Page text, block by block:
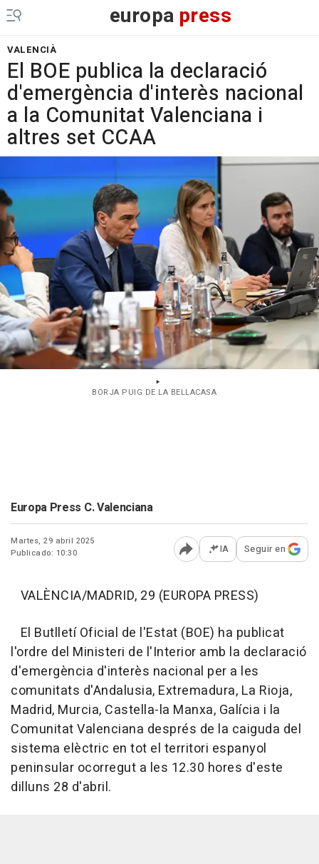
europa press
VALENCIÀ
El BOE publica la declaració
d'emergència d'interès nacional
a la Comunitat Valenciana i
altres set CCAA
BORJA PUIG DE LA BELLACASA
Europa Press C. Valenciana
Martes, 29 abril 2025
Publicado: 10:30
Abrir opciones para
IA Seguir en
VALÈNCIA/MADRID, 29 (EUROPA PRESS)
El Butlletí Oficial de l'Estat (BOE) ha publicat
l'ordre del Ministeri de l'Interior amb la declaració
d'emergència d'interès nacional per a les
comunitats d'Andalusia, Extremadura, La Rioja,
Madrid, Murcia, Castella-la Manxa, Galícia i la
Comunitat Valenciana després de la caiguda del
sistema elèctric en tot el territori espanyol
peninsular ocorregut a les 12.30 hores d'este
dilluns 28 d'abril.